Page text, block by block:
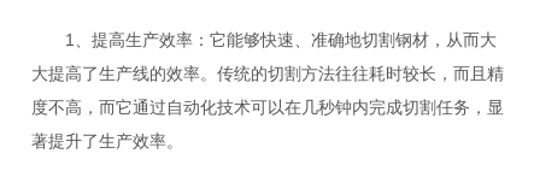
1、提高生产效率：它能够快速、准确地切割钢材，从而大
大提高了生产线的效率。传统的切割方法往往耗时较长，而且精
度不高，而它通过自动化技术可以在几秒钟内完成切割任务，显
著提升了生产效率。